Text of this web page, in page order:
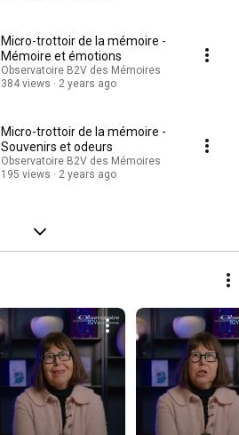
Micro-trottoir de la mémoire -
Mémoire et émotions
Observatoire B2V des Mémoires
384 views
2 years ago
Micro-trottoir de la mémoire -
Souvenirs et odeurs
Observatoire B2V des Mémoires
195 views
2 years ago